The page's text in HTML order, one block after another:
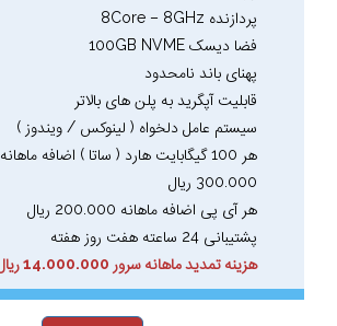
پردازنده 8Core – 8GHz
فضا دیسک 100GB NVME
پهنای باند نامحدود
قابلیت آپگرید به پلن های بالاتر
سیستم عامل دلخواه ( لینوکس / ویندوز )
هر 100 گیگابایت هارد ( ساتا ) اضافه ماهانه
300.000 ریال
هر آی پی اضافه ماهانه 200.000 ریال
پشتیبانی 24 ساعته هفت روز هفته
هزینه تمدید ماهانه سرور 14.000.000 ریال